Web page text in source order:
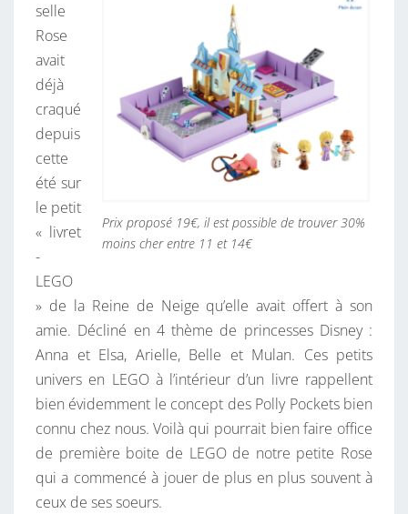
Prix proposé 19€, il est possible de trouver 30%
moins cher entre 11 et 14€
selle
Rose
avait
déjà
craqué
depuis
cette
été sur
le petit
« livret
-
LEGO
» de la Reine de Neige qu’elle avait offert à son
amie. Décliné en 4 thème de princesses Disney :
Anna et Elsa, Arielle, Belle et Mulan. Ces petits
univers en LEGO à l’intérieur d’un livre rappellent
bien évidemment le concept des Polly Pockets bien
connu chez nous. Voilà qui pourrait bien faire office
de première boite de LEGO de notre petite Rose
qui a commencé à jouer de plus en plus souvent à
ceux de ses soeurs.